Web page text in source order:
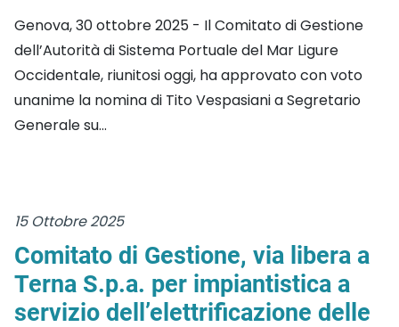
Genova, 30 ottobre 2025 - Il Comitato di Gestione
dell’Autorità di Sistema Portuale del Mar Ligure
Occidentale, riunitosi oggi, ha approvato con voto
unanime la nomina di Tito Vespasiani a Segretario
Generale su...
15 Ottobre 2025
Comitato di Gestione, via libera a
Terna S.p.a. per impiantistica a
servizio dell’elettrificazione delle